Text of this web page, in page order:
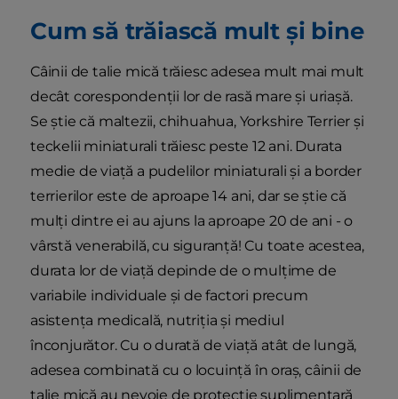
Cum să trăiască mult și bine
Câinii de talie mică trăiesc adesea mult mai mult
decât corespondenții lor de rasă mare și uriașă.
Se știe că maltezii, chihuahua, Yorkshire Terrier și
teckelii miniaturali trăiesc peste 12 ani. Durata
medie de viață a pudelilor miniaturali și a border
terrierilor este de aproape 14 ani, dar se știe că
mulți dintre ei au ajuns la aproape 20 de ani - o
vârstă venerabilă, cu siguranță! Cu toate acestea,
durata lor de viață depinde de o mulțime de
variabile individuale și de factori precum
asistența medicală, nutriția și mediul
înconjurător. Cu o durată de viață atât de lungă,
adesea combinată cu o locuință în oraș, câinii de
talie mică au nevoie de protecție suplimentară